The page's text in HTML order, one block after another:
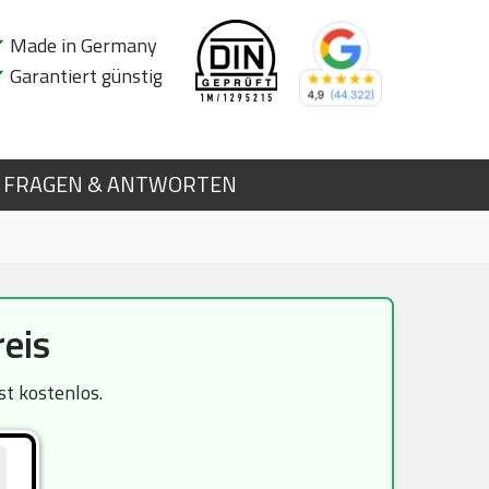
Made in Germany
Garantiert günstig
FRAGEN & ANTWORTEN
kostenlos.